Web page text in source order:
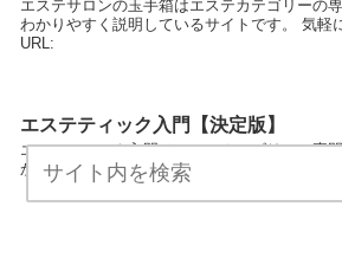
エステサロンの玉手箱はエステカテゴリーの
わかりやすく説明しているサイトです。 気軽
URL:
エステティック入門【決定版】
エステティック入門はエステカテゴリーの専
かりやすく説明しているサイトです。 気軽